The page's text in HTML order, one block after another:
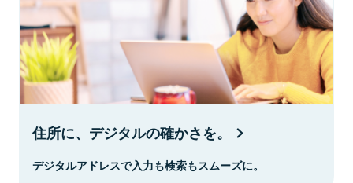
住所に、デジタルの確かさを。
デジタルアドレスで入力も検索もスムーズに。